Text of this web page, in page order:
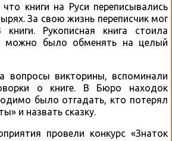
книги на Руси переписывались
За свою жизнь переписчик мог
книги. Рукописная книга стоила
можно было обменять на целый
вопросы викторины, вспоминали
о книге. В Бюро находок
было отгадать, кто потерял
и назвать сказку.
провели конкурс «Знаток